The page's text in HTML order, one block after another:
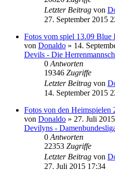
Letzter Beitrag von
27. September 2015
Fotos vom spiel 13.09
von Donaldo » 14.
Devils - Die
0 Antworten
19346 Zugriffe
Letzter Beitrag von
14. September 2015
Fotos von den Heimspielen
von Donaldo » 27. Juli
Devilyns -
0 Antworten
22353 Zugriffe
Letzter Beitrag von
27. Juli 2015 17:34